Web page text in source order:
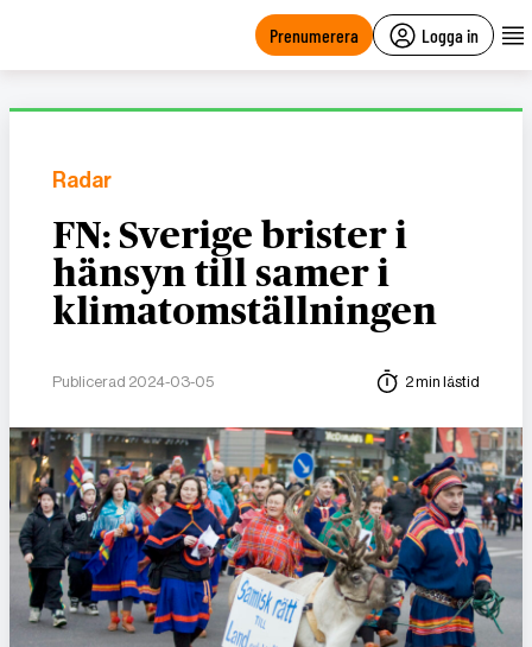
Prenumerera Logga in
Radar
FN: Sverige brister i
hänsyn till samer i
klimatomställningen
Publicerad 2024-03-05 2 min lästid